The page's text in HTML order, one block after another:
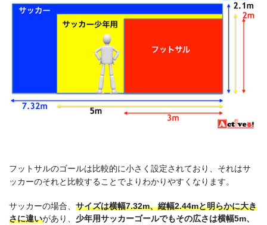
フットサルのゴールは比較的に小さく設定されており、それはサ
ッカーのそれと比較することでよりわかりやすくなります。
サッカーの場合、 サイズは横幅7.32m、縦幅2.44mと明らかに大き
さに違いがあり、 少年用サッカーゴールでもその広さは横幅5m、